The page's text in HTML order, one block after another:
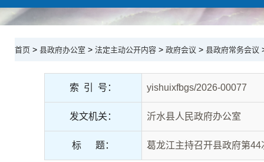
首页 > 县政府办公室 > 法定主动公开内容 > 政府会议 > 县政府常务会议
索 引 号： yishuixfbgs/2026-00077
发文机关： 沂水县人民政府办公室
标 题： 葛龙江主持召开县政府第44